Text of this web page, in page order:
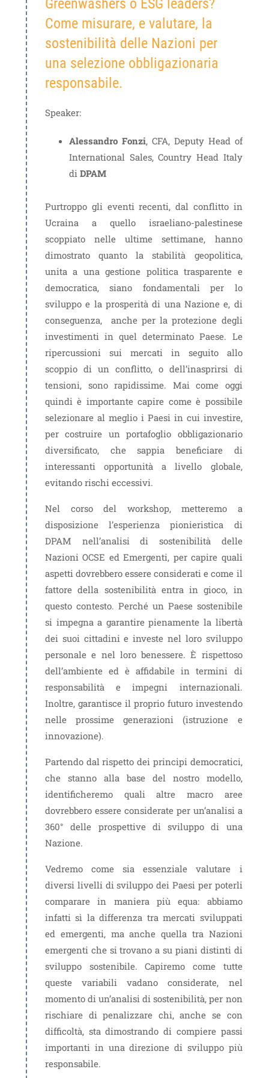
Come misurare, e valutare, la
sostenibilità delle Nazioni per
una selezione obbligazionaria
responsabile.
Speaker:
Alessandro Fonzi, CFA, Deputy Head of
International Sales, Country Head Italy
diDPAM
Purtroppo gli eventi recenti, dal conflitto in
Ucraina a quello israeliano-palestinese
scoppiato nelle ultime settimane, hanno
dimostrato quanto la stabilità geopolitica,
unita a una gestione politica trasparente e
democratica, siano fondamentali per lo
sviluppo e la prosperità di una Nazione e, di
conseguenza, anche per la protezione degli
investimenti in quel determinato Paese. Le
ripercussioni sui mercati in seguito allo
scoppio di un conflitto, o dell’inasprirsi di
tensioni, sono rapidissime. Mai come oggi
quindi è importante capire come è possibile
selezionare al meglio i Paesi in cui investire,
per costruire un portafoglio obbligazionario
diversificato, che sappia beneficiare di
interessanti opportunità a livello globale,
evitando rischi eccessivi.
Nel corso del workshop, metteremo a
disposizione l’esperienza pionieristica di
DPAM nell’analisi di sostenibilità delle
Nazioni OCSE ed Emergenti, per capire quali
aspetti dovrebbero essere considerati e come il
fattore della sostenibilità entra in gioco, in
questo contesto. Perché un Paese sostenibile
si impegna a garantire pienamente la libertà
dei suoi cittadini e investe nel loro sviluppo
personale e nel loro benessere. È rispettoso
dell’ambiente ed è affidabile in termini di
responsabilità e impegni internazionali.
Inoltre, garantisce il proprio futuro investendo
nelle prossime generazioni (istruzione e
innovazione).
Partendo dal rispetto dei principi democratici,
che stanno alla base del nostro modello,
identificheremo quali altre macro aree
dovrebbero essere considerate per un’analisi a
360° delle prospettive di sviluppo di una
Nazione.
Vedremo come sia essenziale valutare i
diversi livelli di sviluppo dei Paesi per poterli
comparare in maniera più equa: abbiamo
infatti sì la differenza tra mercati sviluppati
ed emergenti, ma anche quella tra Nazioni
emergenti che si trovano a su piani distinti di
sviluppo sostenibile. Capiremo come tutte
queste variabili vadano considerate, nel
momento di un’analisi di sostenibilità, per non
rischiare di penalizzare chi, anche se con
difficoltà, sta dimostrando di compiere passi
importanti in una direzione di sviluppo più
responsabile.